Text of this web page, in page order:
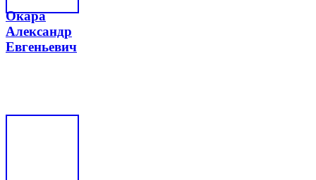
Окара
Александр
Евгеньевич